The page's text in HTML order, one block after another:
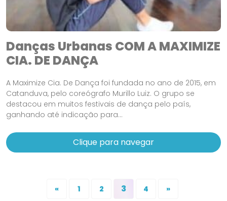
Danças Urbanas COM A MAXIMIZE
CIA. DE DANÇA
A Maximize Cia. De Dança foi fundada no ano de 2015, em
Catanduva, pelo coreógrafo Murillo Luiz. O grupo se
destacou em muitos festivais de dança pelo país,
ganhando até indicação para...
Clique para navegar
« 1 2 3 4 »